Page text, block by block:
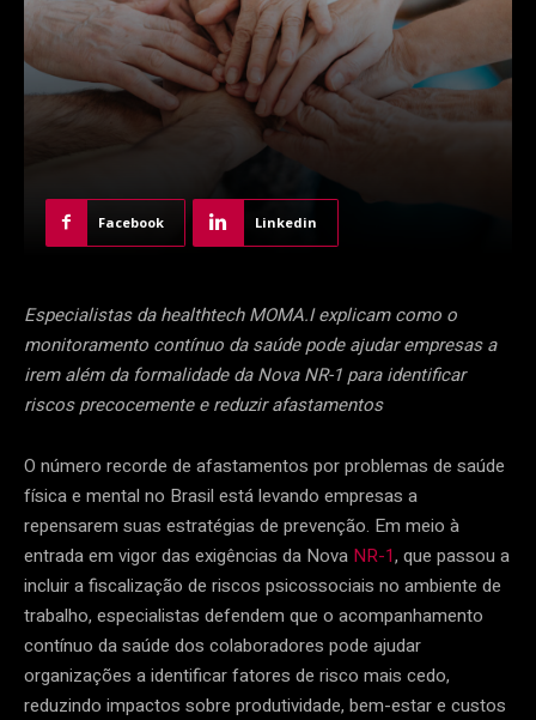
Facebook Linkedin
Especialistas da healthtech MOMA.I explicam como o
monitoramento contínuo da saúde pode ajudar empresas a
irem além da formalidade da Nova NR-1 para identificar
riscos precocemente e reduzir afastamentos
O número recorde de afastamentos por problemas de saúde
física e mental no Brasil está levando empresas a
repensarem suas estratégias de prevenção. Em meio à
entrada em vigor das exigências da Nova NR-1, que passou a
incluir a fiscalização de riscos psicossociais no ambiente de
trabalho, especialistas defendem que o acompanhamento
contínuo da saúde dos colaboradores pode ajudar
organizações a identificar fatores de risco mais cedo,
reduzindo impactos sobre produtividade, bem-estar e custos